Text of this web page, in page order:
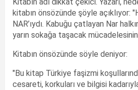
kitabın önsözünde şöyle açıklıyor:
NAR’ıydı. Kabuğu çatlayan Nar
yarın sokağa taşacak
Kitabın önsözünde söyle deniyor:
"Bu kitap Türkiye faşizmi
cesareti, korkuları ve bilgisi